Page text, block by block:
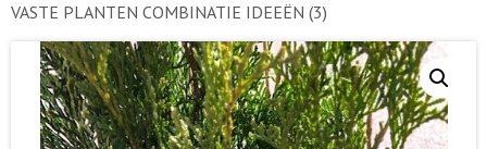
VASTE PLANTEN COMBINATIE IDEEËN (3)